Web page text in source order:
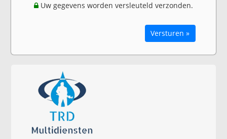
Uw gegevens worden versleuteld verzonden.
Versturen »